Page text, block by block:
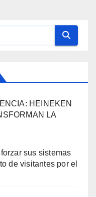
HEINEKEN
LA
sus sistemas
de visitantes por el